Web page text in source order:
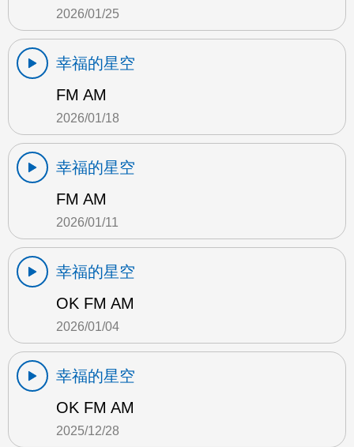
2026/01/25
幸福的星空
FM AM
2026/01/18
幸福的星空
FM AM
2026/01/11
幸福的星空
OK FM AM
2026/01/04
幸福的星空
OK FM AM
2025/12/28